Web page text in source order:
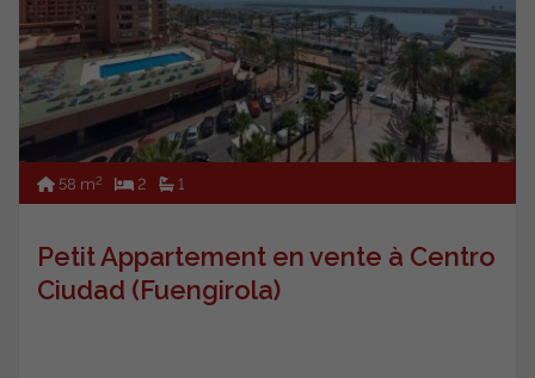
58 m2 2 1
Petit Appartement en vente à Centro
Ciudad (Fuengirola)